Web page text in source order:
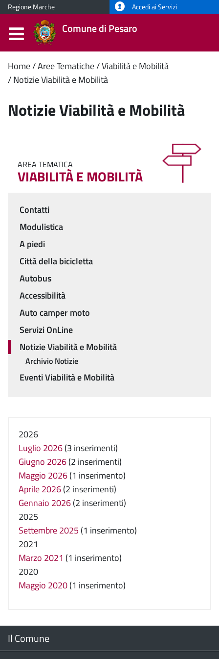
Regione Marche Accedi ai Servizi
Comune di Pesaro
Contenuto
Home Aree Tematiche Viabilità e Mobilità
Notizie Viabilità e Mobilità
Notizie Viabilità e Mobilità
AREA TEMATICA
VIABILITÀ E MOBILITÀ
Menu
Contatti
Modulistica
A piedi
Città della bicicletta
Autobus
Accessibilità
Auto camper moto
Servizi OnLine
Notizie Viabilità e Mobilità
Archivio Notizie
Eventi Viabilità e Mobilità
2026
Luglio 2026(3 inserimenti)
Giugno 2026(2 inserimenti)
Maggio 2026(1 inserimento)
Aprile 2026(2 inserimenti)
Gennaio 2026(2 inserimenti)
2025
Settembre 2025 (1 inserimento)
2021
Marzo 2021 (1 inserimento)
2020
Maggio 2020(1 inserimento)
Menu
Il Comune